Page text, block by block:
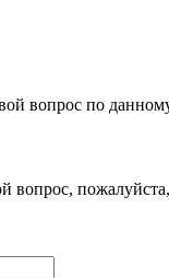
вопрос по
вопрос,